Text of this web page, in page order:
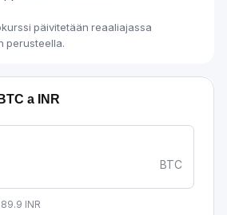
päivitetään reaaliajassa
perusteella.
a INR
BTC
INR